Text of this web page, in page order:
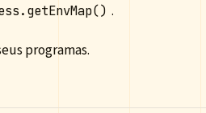
.
programas.